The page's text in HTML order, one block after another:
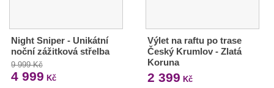
Night Sniper - Unikátní
noční zážitková střelba
9 999 Kč
4 999 Kč
Výlet na raftu po trase
Český Krumlov - Zlatá
Koruna
2 399 Kč